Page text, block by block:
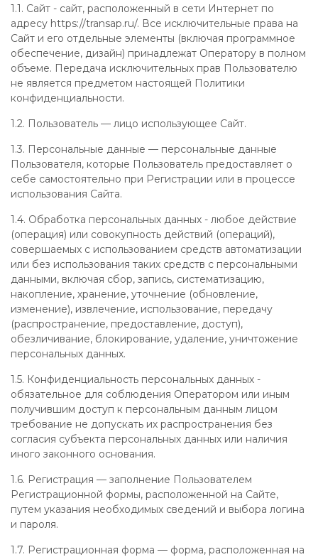
1.1. Сайт - сайт, расположенный в сети Интернет по
адресу https://transap.ru/. Все исключительные права на
Сайт и его отдельные элементы (включая программное
обеспечение, дизайн) принадлежат Оператору в полном
объеме. Передача исключительных прав Пользователю
не является предметом настоящей Политики
конфиденциальности.
1.2. Пользователь — лицо использующее Сайт.
1.3. Персональные данные — персональные данные
Пользователя, которые Пользователь предоставляет о
себе самостоятельно при Регистрации или в процессе
использования Сайта.
1.4. Обработка персональных данных - любое действие
(операция) или совокупность действий (операций),
совершаемых с использованием средств автоматизации
или без использования таких средств с персональными
данными, включая сбор, запись, систематизацию,
накопление, хранение, уточнение (обновление,
изменение), извлечение, использование, передачу
(распространение, предоставление, доступ),
обезличивание, блокирование, удаление, уничтожение
персональных данных.
1.5. Конфиденциальность персональных данных -
обязательное для соблюдения Оператором или иным
получившим доступ к персональным данным лицом
требование не допускать их распространения без
согласия субъекта персональных данных или наличия
иного законного основания.
1.6. Регистрация — заполнение Пользователем
Регистрационной формы, расположенной на Сайте,
путем указания необходимых сведений и выбора логина
и пароля.
1.7. Регистрационная форма — форма, расположенная на